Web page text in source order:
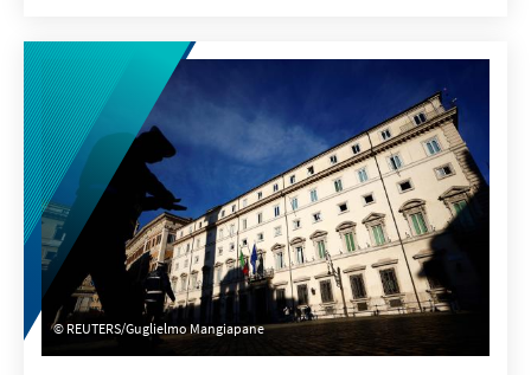
insbesondere für die Corona-, Klima- und
Außenpolitik.
REUTERS/Guglielmo Mangiapane